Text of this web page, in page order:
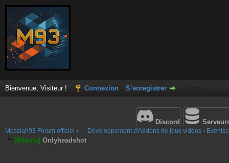
Bienvenue, Visiteur ! Connexion S’enregistrer
Discord
Messiah93 Forum officiel › — Développement d'Addons de jeux vidéos ›
[Résolu] Onlyheadshot